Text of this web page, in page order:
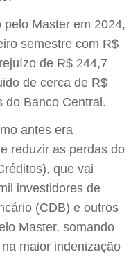
Master em 2024,
semestre com R$
de R$ 244,7
de cerca de R$
do Banco Central.
antes era
reduzir as perdas do
que vai
investidores de
(CDB) e outros
Master, somando
maior indenização